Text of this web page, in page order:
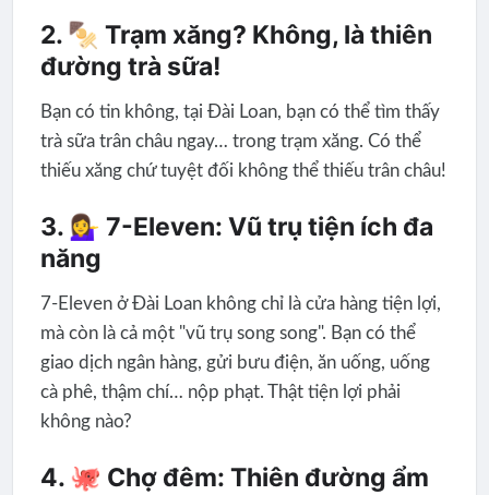
2. 🍢 Trạm xăng? Không, là thiên
đường trà sữa!
Bạn có tin không, tại Đài Loan, bạn có thể tìm thấy
trà sữa trân châu ngay… trong trạm xăng. Có thể
thiếu xăng chứ tuyệt đối không thể thiếu trân châu!
3. 💁‍♀️ 7-Eleven: Vũ trụ tiện ích đa
năng
7-Eleven ở Đài Loan không chỉ là cửa hàng tiện lợi,
mà còn là cả một "vũ trụ song song". Bạn có thể
giao dịch ngân hàng, gửi bưu điện, ăn uống, uống
cà phê, thậm chí… nộp phạt. Thật tiện lợi phải
không nào?
4. 🐙 Chợ đêm: Thiên đường ẩm